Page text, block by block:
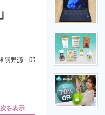
製造業のIT導入・活用を支援
エネルギーの専門メディア
羽野源一郎
次を表示